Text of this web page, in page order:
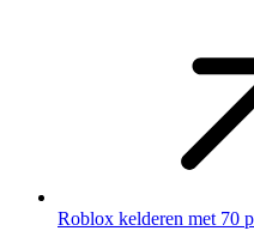
Roblox kelderen met 70